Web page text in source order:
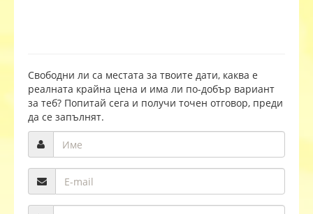
Свободни ли са местата за твоите дати, каква е
реалната крайна цена и има ли по-добър вариант
за теб? Попитай сега и получи точен отговор, преди
да се запълнят.